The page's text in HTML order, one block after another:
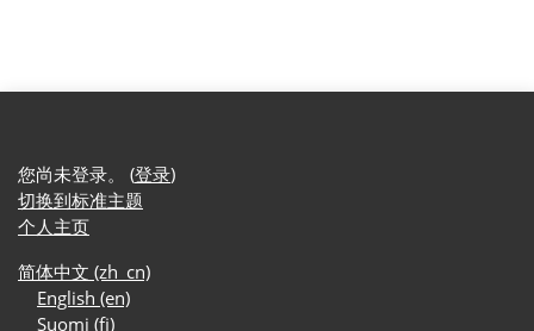
您尚未登录。 (登录)
切换到标准主题
个人主页
简体中文 ‎(zh_cn)‎
English ‎(en)‎
Suomi ‎(fi)‎